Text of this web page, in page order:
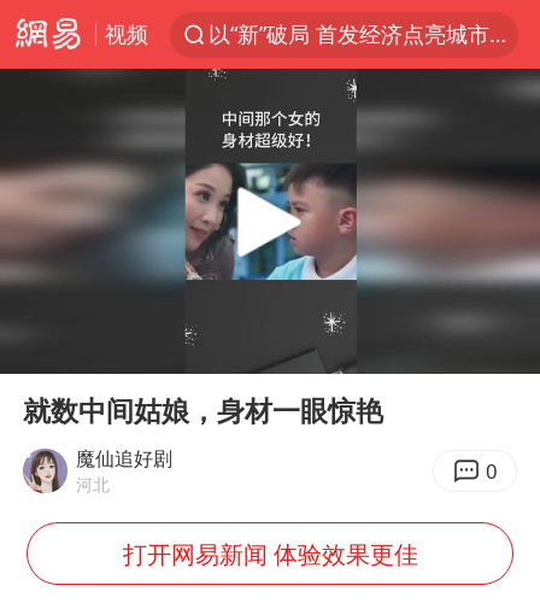
视频
以“新”破局 首发经济点亮城市消费活力
宇树科技发行价格150.80元/股
贵州轮胎子公司获美国退税8136万
吉林一“温度计大楼”读数爆表
台风白海豚影响中国已成定局
U17国足1分钟轰2球
女子利用漏洞0元薅走3000多件家电
Play
就数中间姑娘，身材一眼惊艳
魔仙追好剧
河北 0
打开网易新闻 体验效果更佳